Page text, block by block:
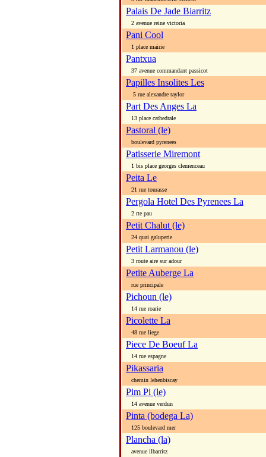
Palais De Jade Biarritz
2 avenue reine victoria
Pani Cool
1 place mairie
Pantxua
37 avenue commandant passicot
Papilles Insolites Les
5 rue alexandre taylor
Part Des Anges La
13 place cathedrale
Pastoral (le)
boulevard pyrenees
Patisserie Miremont
1 bis place georges clemenceau
Peita Le
21 rue tourasse
Pergola Hotel Des Pyrenees La
2 rte pau
Petit Chalut (le)
24 quai galuperie
Petit Larmanou (le)
3 route aire sur adour
Petite Auberge La
rue principale
Pichoun (le)
14 rue roarie
Picolette La
48 rue liege
Piece De Boeuf La
14 rue espagne
Pikassaria
chemin lehenbiscay
Pim Pi (le)
14 avenue verdun
Pinta (bodega La)
125 boulevard mer
Plancha (la)
avenue ilbarritz